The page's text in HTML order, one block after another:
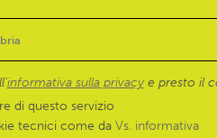
informativa sulla privacye presto il
di questo servizio
tecnici come da Vs. informativa